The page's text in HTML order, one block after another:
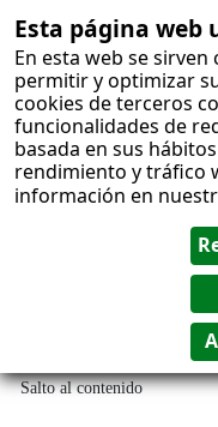
Esta página web
En esta web se
permitir y optimizar
cookies de terceros
funcionalidades de
basada en sus
rendimiento y tráfico
información en
Salto al contenido